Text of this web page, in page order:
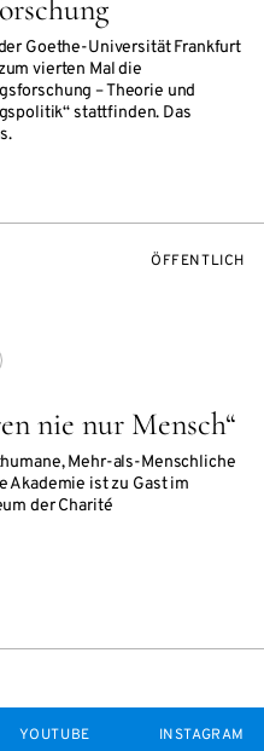
Goethe-Universität Frankfurt
vierten Mal die
– Theorie und
stattfinden. Das
nie nur Mensch“
Mehr-als-Menschliche
Akademie ist zu Gast im
der Charité
ÖFFENTLICH
YOUTUBE INSTAGRAM